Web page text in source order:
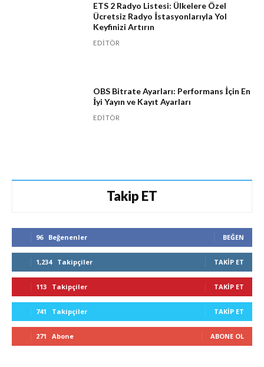
ETS 2 Radyo Listesi: Ülkelere Özel
Ücretsiz Radyo İstasyonlarıyla Yol
Keyfinizi Artırın
EDITÖR
OBS Bitrate Ayarları: Performans İçin En
İyi Yayın ve Kayıt Ayarları
EDITÖR
Takip ET
96 Beğenenler BEĞEN
1,234 Takipçiler TAKIP ET
113 Takipçiler TAKIP ET
741 Takipçiler TAKIP ET
271 Abone ABONE OL